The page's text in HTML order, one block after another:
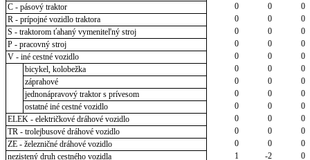
C - pásový traktor
0 0
0
R - prípojné vozidlo traktora
0 0
0
S - traktorom ťahaný vymeniteľný stroj
0 0
0
P - pracovný stroj
0 0
0
V - iné cestné vozidlo
0 0
0
bicykel, kolobežka
0 0
0
záprahové
0 0
0
jednonápravový traktor s prívesom
0 0
0
ostatné iné cestné vozidlo
0 0
0
ELEK - električkové dráhové vozidlo
0 0
0
TR - trolejbusové dráhové vozidlo
0 0
0
ZE - železničné dráhové vozidlo
0 0
0
nezistený druh cestného vozidla
1 -2
0